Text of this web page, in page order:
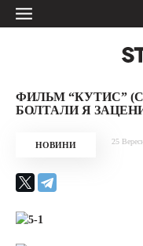
ФИЛЬМ “КУТИС”
БОЛТАЛИ Я
НОВИНИ 25